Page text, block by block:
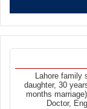
Lahore family
daughter, 30
months
Doctor,